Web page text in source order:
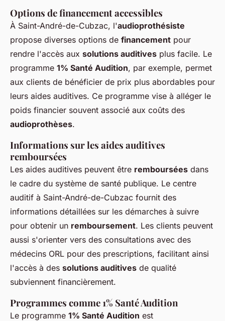
Options de financement accessibles
À Saint-André-de-Cubzac, l'audioprothésiste
propose diverses options de financement pour
rendre l'accès aux solutions auditives plus facile. Le
programme 1% Santé Audition, par exemple, permet
aux clients de bénéficier de prix plus abordables pour
leurs aides auditives. Ce programme vise à alléger le
poids financier souvent associé aux coûts des
audioprothèses.
Informations sur les aides auditives
remboursées
Les aides auditives peuvent être remboursées dans
le cadre du système de santé publique. Le centre
auditif à Saint-André-de-Cubzac fournit des
informations détaillées sur les démarches à suivre
pour obtenir un remboursement. Les clients peuvent
aussi s'orienter vers des consultations avec des
médecins ORL pour des prescriptions, facilitant ainsi
l'accès à des solutions auditives de qualité
subviennent financièrement.
Programmes comme 1% Santé Audition
Le programme 1% Santé Audition est